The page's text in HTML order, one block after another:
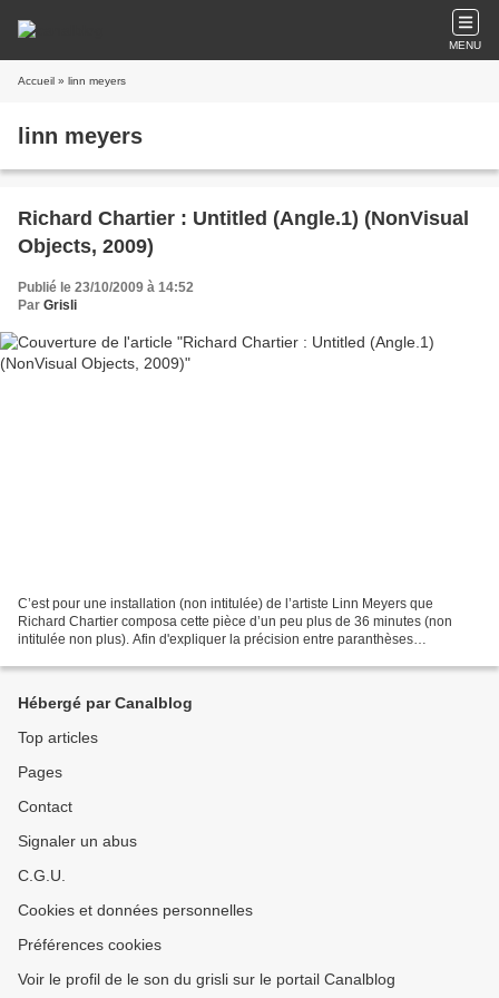
MENU
Accueil » linn meyers
linn meyers
Richard Chartier : Untitled (Angle.1) (NonVisual
Objects, 2009)
Publié le 23/10/2009 à 14:52
Par Grisli
C’est pour une installation (non intitulée) de l’artiste Linn Meyers que
Richard Chartier composa cette pièce d’un peu plus de 36 minutes (non
intitulée non plus). Afin d'expliquer la précision entre paranthèses
Hébergé par Canalblog
Top articles
Pages
Contact
Signaler un abus
C.G.U.
Cookies et données personnelles
Préférences cookies
Voir le profil de le son du grisli sur le portail Canalblog